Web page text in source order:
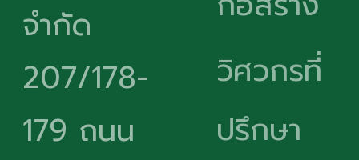
จำกัด
207/178-
179 ถนน
วิศวกรที่
ปรึกษา